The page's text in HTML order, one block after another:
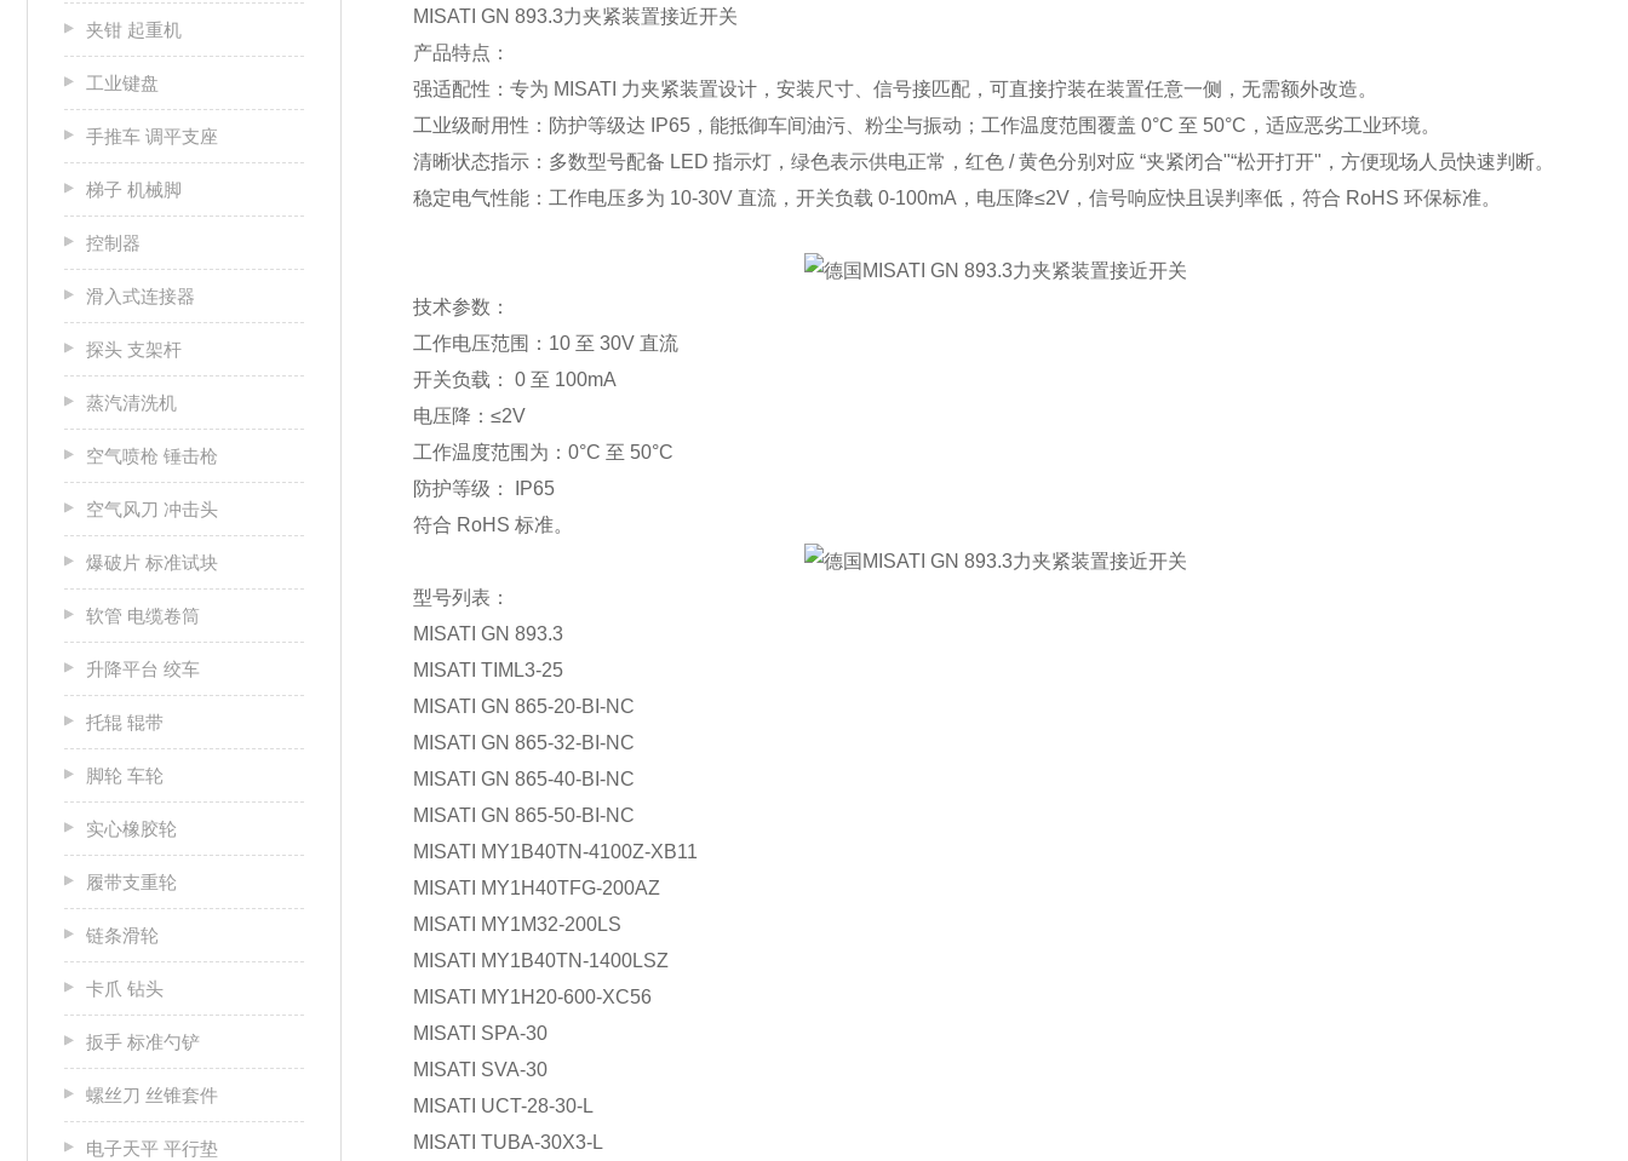
夹钳 起重机
工业键盘
手推车 调平支座
梯子 机械脚
控制器
滑入式连接器
探头 支架杆
蒸汽清洗机
空气喷枪 锤击枪
空气风刀 冲击头
爆破片 标准试块
软管 电缆卷筒
升降平台 绞车
托辊 辊带
脚轮 车轮
实心橡胶轮
履带支重轮
链条滑轮
卡爪 钻头
扳手 标准勺铲
螺丝刀 丝锥套件
电子天平 平行垫
MISATI GN 893.3力夹紧装置接近开关
产品特点：
强适配性：专为 MISATI 力夹紧装置设计，安装尺寸、信号接匹配，可直接拧装在装置任意一侧，无需额外改造。
工业级耐用性：防护等级达 IP65，能抵御车间油污、粉尘与振动；工作温度范围覆盖 0°C 至 50°C，适应恶劣工业环境。
清晰状态指示：多数型号配备 LED 指示灯，绿色表示供电正常，红色 / 黄色分别对应 “夹紧闭合"“松开打开"，方便现场人员快速判断。
稳定电气性能：工作电压多为 10-30V 直流，开关负载 0-100mA，电压降≤2V，信号响应快且误判率低，符合 RoHS 环保标准。
技术参数：
工作电压范围：10 至 30V 直流
开关负载： 0 至 100mA
电压降：≤2V
工作温度范围为：0°C 至 50°C
防护等级： IP65
符合 RoHS 标准。
型号列表：
MISATI GN 893.3
MISATI TIML3-25
MISATI GN 865-20-BI-NC
MISATI GN 865-32-BI-NC
MISATI GN 865-40-BI-NC
MISATI GN 865-50-BI-NC
MISATI MY1B40TN-4100Z-XB11
MISATI MY1H40TFG-200AZ
MISATI MY1M32-200LS
MISATI MY1B40TN-1400LSZ
MISATI MY1H20-600-XC56
MISATI SPA-30
MISATI SVA-30
MISATI UCT-28-30-L
MISATI TUBA-30X3-L